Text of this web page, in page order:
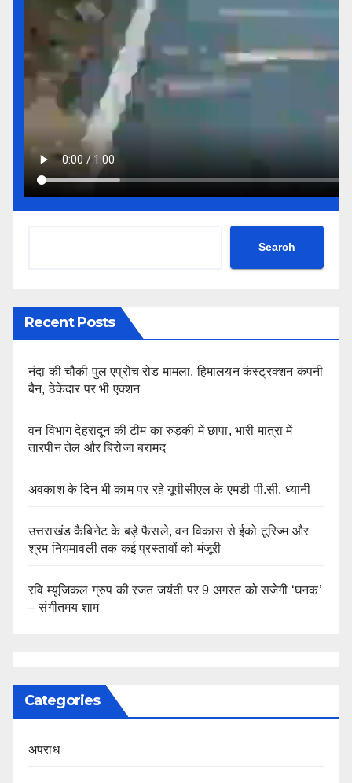
Search
Recent Posts
नंदा की चौकी पुल एप्रोच रोड मामला, हिमालयन कंस्ट्रक्शन कंपनी
बैन, ठेकेदार पर भी एक्शन
वन विभाग देहरादून की टीम का रुड़की में छापा, भारी मात्रा में
तारपीन तेल और बिरोजा बरामद
अवकाश के दिन भी काम पर रहे यूपीसीएल के एमडी पी.सी. ध्यानी
उत्तराखंड कैबिनेट के बड़े फैसले, वन विकास से ईको टूरिज्म और
श्रम नियमावली तक कई प्रस्तावों को मंजूरी
रवि म्यूजिकल ग्रुप की रजत जयंती पर 9 अगस्त को सजेगी ‘घनक’
– संगीतमय शाम
Categories
अपराध